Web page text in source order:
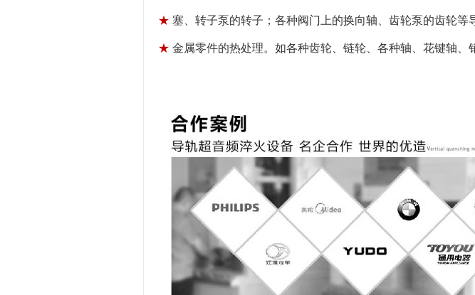
★ 塞、转子泵的转子；各种阀门上的换向轴、齿轮泵的齿轮等
★ 金属零件的热处理。如各种齿轮、链轮、各种轴、花键轴、